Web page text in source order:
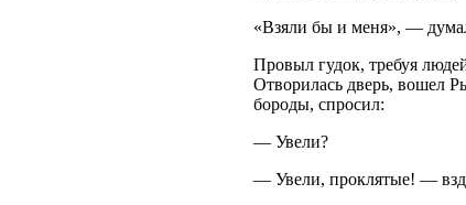
«Взяли бы и меня», —
Провыл гудок, требуя
Отворилась дверь, вошел
бороды, спросил:
— Увели?
— Увели, проклятые! —